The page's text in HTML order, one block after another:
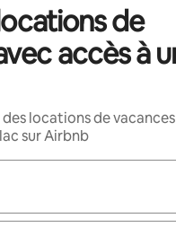
de
accès à
locations de vacances
sur Airbnb
s'affichent, utilisez les